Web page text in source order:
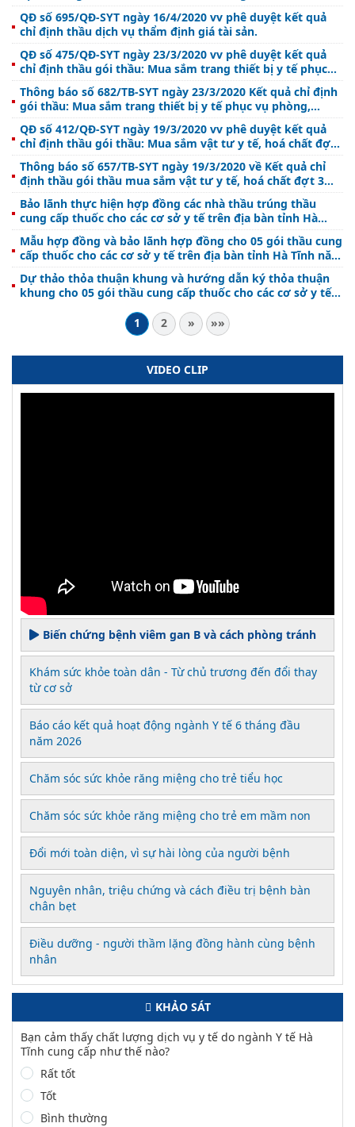
bộ trang phục chống dịch dùng 1 lần 7 món
QĐ số 695/QĐ-SYT ngày 16/4/2020 vv phê duyệt kết quả
chỉ định thầu dịch vụ thẩm định giá tài sản.
QĐ số 475/QĐ-SYT ngày 23/3/2020 vv phê duyệt kết quả
chỉ định thầu gói thầu: Mua sắm trang thiết bị y tế phục
vụ phòng, chống dịch COVID-19.
Thông báo số 682/TB-SYT ngày 23/3/2020 Kết quả chỉ định
gói thầu: Mua sắm trang thiết bị y tế phục vụ phòng,
chống dịch COVID-19
QĐ số 412/QĐ-SYT ngày 19/3/2020 vv phê duyệt kết quả
chỉ định thầu gói thầu: Mua sắm vật tư y tế, hoá chất đợt
3 phục vụ phòng, chống dịch COVID-19.
Thông báo số 657/TB-SYT ngày 19/3/2020 về Kết quả chỉ
định thầu gói thầu mua sắm vật tư y tế, hoá chất đợt 3
phục vụ phòng, chống dịch COVID-19.
Bảo lãnh thực hiện hợp đồng các nhà thầu trúng thầu
cung cấp thuốc cho các cơ sở y tế trên địa bàn tỉnh Hà
Tĩnh năm 2020..
Mẫu hợp đồng và bảo lãnh hợp đồng cho 05 gói thầu cung
cấp thuốc cho các cơ sở y tế trên địa bàn tỉnh Hà Tĩnh năm
2020
Dự thảo thỏa thuận khung và hướng dẫn ký thỏa thuận
khung cho 05 gói thầu cung cấp thuốc cho các cơ sở y tế
1
2 » »»
VIDEO CLIP
Biến chứng bệnh viêm gan B và cách phòng tránh
Khám sức khỏe toàn dân - Từ chủ trương đến đổi thay
từ cơ sở
Báo cáo kết quả hoạt động ngành Y tế 6 tháng đầu
năm 2026
Chăm sóc sức khỏe răng miệng cho trẻ tiểu học
Chăm sóc sức khỏe răng miệng cho trẻ em mầm non
Đổi mới toàn diện, vì sự hài lòng của người bệnh
Nguyên nhân, triệu chứng và cách điều trị bệnh bàn
chân bẹt
Điều dưỡng - người thầm lặng đồng hành cùng bệnh
nhân
KHẢO SÁT
Bạn cảm thấy chất lượng dịch vụ y tế do ngành Y tế Hà
Tĩnh cung cấp như thế nào?
Rất tốt
Tốt
Bình thường